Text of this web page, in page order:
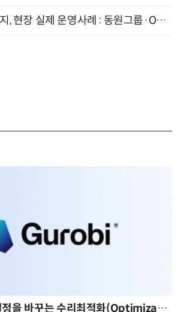
B2B에서 B2C까지, 현장 실제 운영사례 : 동원그룹·OCI·다이닝브랜즈그룹·당근 (8/27)
옵스 실전 세미나: 폭증하는 AI 토큰 비